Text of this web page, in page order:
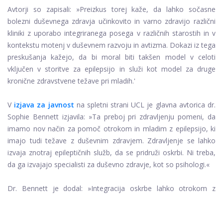
Avtorji so zapisali: »Preizkus torej kaže, da lahko sočasne
bolezni duševnega zdravja učinkovito in varno zdravijo različni
kliniki z uporabo integriranega posega v različnih starostih in v
kontekstu motenj v duševnem razvoju in avtizma. Dokazi iz tega
preskušanja kažejo, da bi moral biti takšen model v celoti
vključen v storitve za epilepsijo in služi kot model za druge
kronične zdravstvene težave pri mladih.'
V izjava za javnost na spletni strani UCL je glavna avtorica dr.
Sophie Bennett izjavila: »Ta preboj pri zdravljenju pomeni, da
imamo nov način za pomoč otrokom in mladim z epilepsijo, ki
imajo tudi težave z duševnim zdravjem. Zdravljenje se lahko
izvaja znotraj epileptičnih služb, da se pridruži oskrbi. Ni treba,
da ga izvajajo specialisti za duševno zdravje, kot so psihologi.«
Dr. Bennett je dodal: »Integracija oskrbe lahko otrokom z